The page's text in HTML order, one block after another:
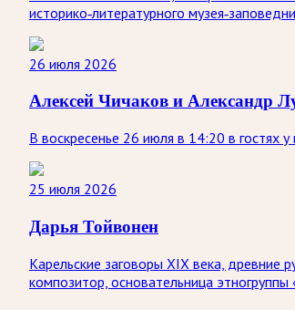
историко‑литературного
26 июля 2026
Алексей Чичаков и Александр
В воскресенье 26 июля в 14:20 в гостях
25 июля 2026
Дарья Тойвонен
Карельские заговоры XIX века, древние
композитор, основательница